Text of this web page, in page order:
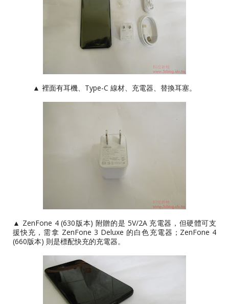
▲ 裡面有耳機、Type-C 線材、充電器、替換耳塞。
▲ ZenFone 4 (630版本) 附贈的是 5V/2A 充電器，但硬體可支
援快充，需拿 ZenFone 3 Deluxe 的白色充電器；ZenFone 4
(660版本) 則是標配快充的充電器。